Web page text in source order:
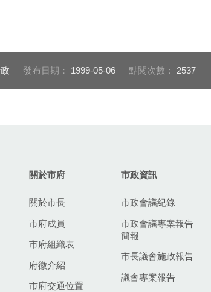
發布日期： 1999-05-06 點閱次數： 2537
關於市府
關於市長
市府成員
市府組織表
府徽介紹
市府交通位置
市政資訊
市政會議紀錄
市政會議專案報告
簡報
市長議會施政報告
議會專案報告